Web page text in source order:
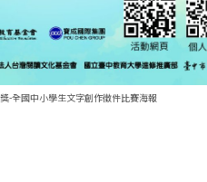
-全國中小學生文字創作徵件比賽海報